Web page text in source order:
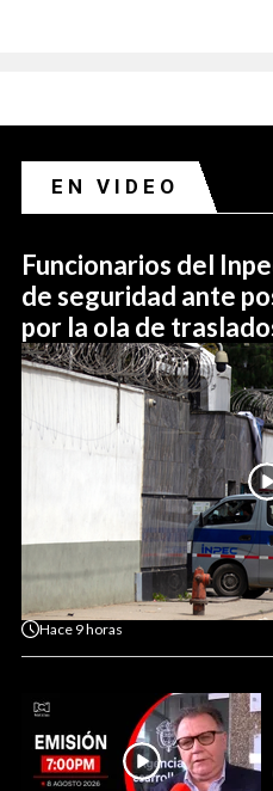
EN VIDEO
Funcionarios del
de seguridad ante
por la ola de
Hace 9 horas